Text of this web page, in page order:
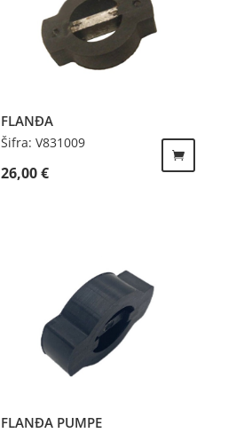
FLANĐA
Šifra: V831009
26,00€
FLANĐA PUMPE